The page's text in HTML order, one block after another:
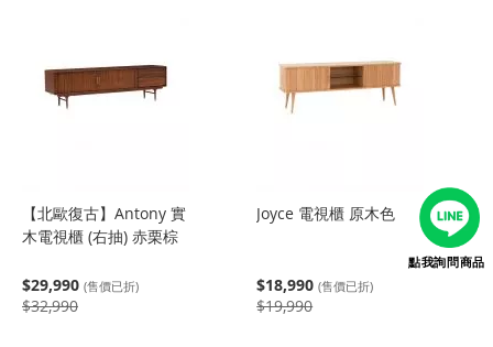
【北歐復古】Antony 實
木電視櫃 (右抽) 赤栗棕
$29,990 (售價已折)
$32,990
Joyce 電視櫃 原木色
$18,990 (售價已折)
$19,990
點我詢問商品